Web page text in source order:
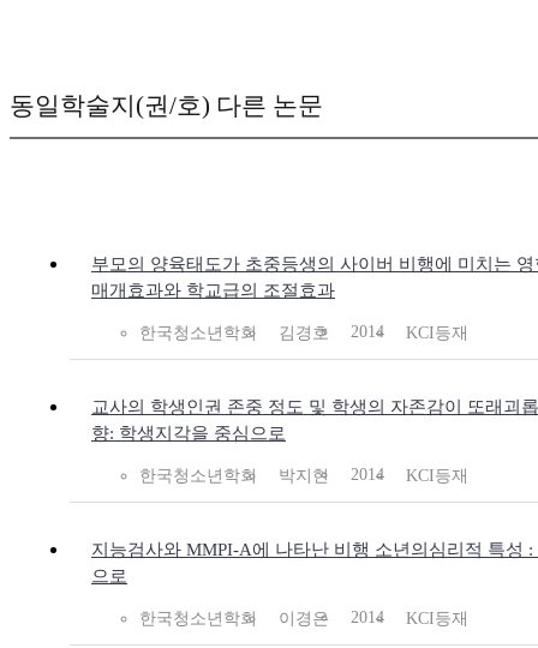
동일학술지(권/호) 다른 논문
부모의 양육태도가 초중등생의 사이버 비행에 미치는
매개효과와 학교급의 조절효과
한국청소년학회 김경호 2014 KCI등재
교사의 학생인권 존중 정도 및 학생의 자존감이 또래괴
향: 학생지각을 중심으로
한국청소년학회 박지현 2014 KCI등재
지능검사와 MMPI-A에 나타난 비행 소년의심리적 특성
으로
한국청소년학회 이경은 2014 KCI등재